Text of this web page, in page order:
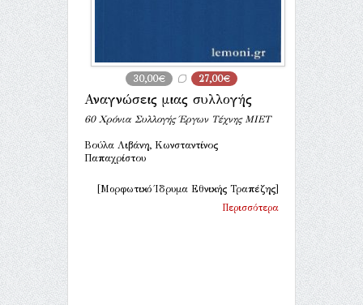
30,00€ 27,00€
Αναγνώσεις μιας συλλογής
60 Χρόνια Συλλογής Έργων Τέχνης ΜΙΕΤ
Βούλα Λιβάνη, Κωνσταντίνος
Παπαχρίστου
[Μορφωτικό Ίδρυμα Εθνικής Τραπέζης]
Περισσότερα